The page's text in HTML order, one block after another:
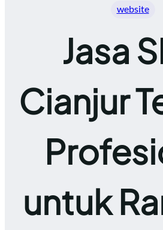
website
Jasa
Cianjur
untuk